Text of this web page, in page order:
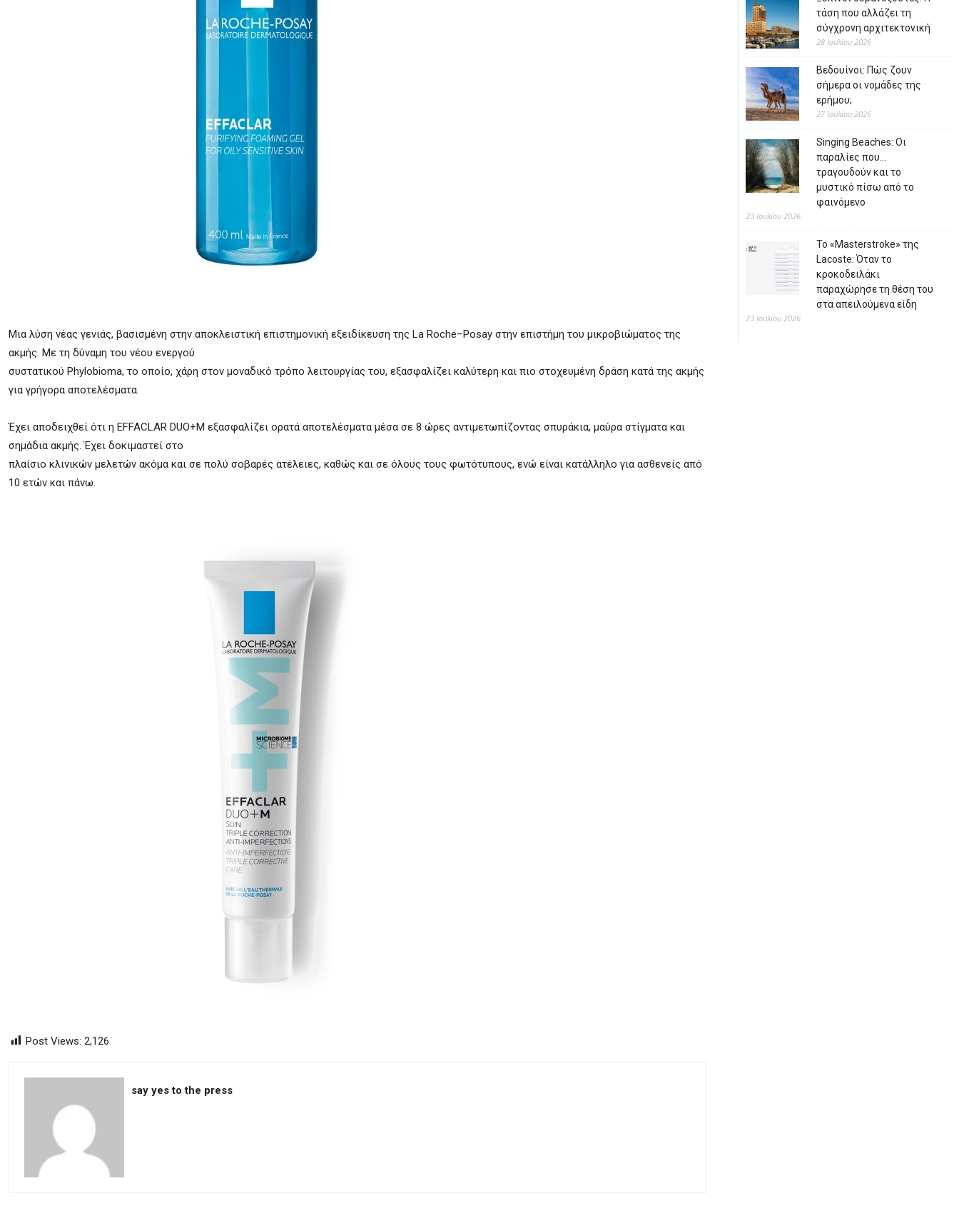
Μια λύση νέας γενιάς, βασισμένη στην αποκλειστική επιστημονική εξειδίκευση της La Roche–Posay στην επιστήμη του μικροβιώματος της
ακμής. Με τη δύναμη του νέου ενεργού
συστατικού Phylobioma, το οποίο, χάρη στον μοναδικό τρόπο λειτουργίας του, εξασφαλίζει καλύτερη και πιο στοχευμένη δράση κατά της ακμής
για γρήγορα αποτελέσματα.
Έχει αποδειχθεί ότι η EFFACLAR DUO+M εξασφαλίζει ορατά αποτελέσματα μέσα σε 8 ώρες αντιμετωπίζοντας σπυράκια, μαύρα στίγματα και
σημάδια ακμής. Έχει δοκιμαστεί στο
πλαίσιο κλινικών μελετών ακόμα και σε πολύ σοβαρές ατέλειες, καθώς και σε όλους τους φωτότυπους, ενώ είναι κατάλληλο για ασθενείς από
10 ετών και πάνω.
Post Views: 2,126
say yes to the press
τάση που αλλάζει τη
σύγχρονη αρχιτεκτονική
28 Ιουλίου 2026
Βεδουίνοι: Πώς ζουν
σήμερα οι νομάδες της
ερήμου;
27 Ιουλίου 2026
Singing Beaches: Οι
παραλίες που…
τραγουδούν και το
μυστικό πίσω από το
φαινόμενο
23 Ιουλίου 2026
Το «Masterstroke» της
Lacoste: Όταν το
κροκοδειλάκι
παραχώρησε τη θέση του
στα απειλούμενα είδη
23 Ιουλίου 2026